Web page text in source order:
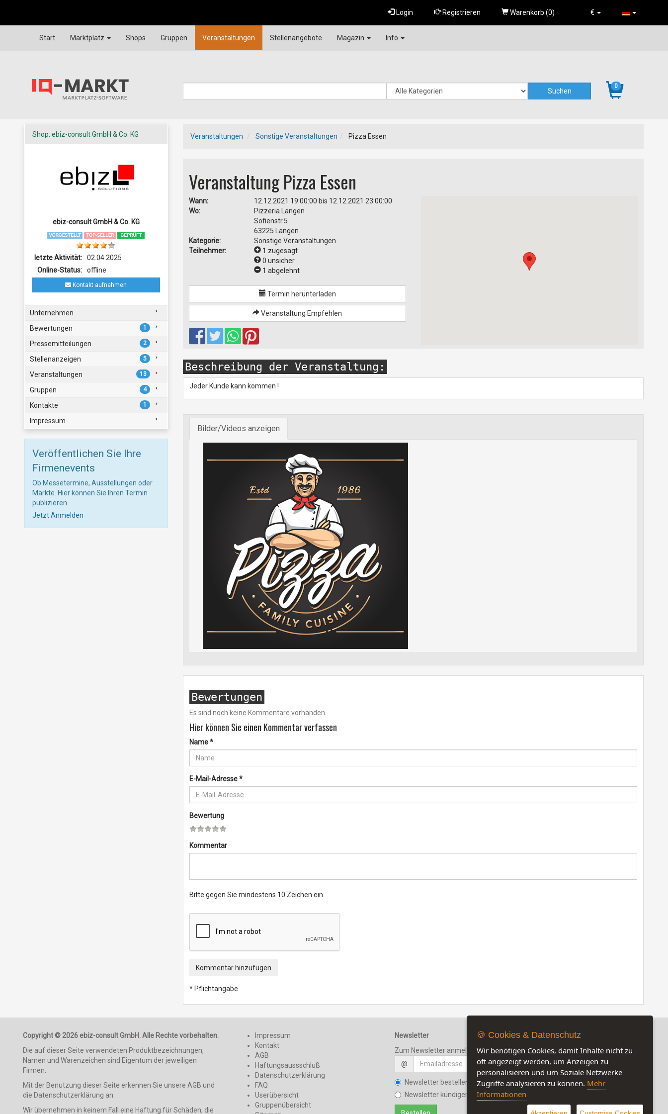
€
Login Registrieren Warenkorb (0)
Start Marktplatz Shops Gruppen Veranstaltungen Stellenangebote Magazin Info
0
Veranstaltungen Sonstige Veranstaltungen Pizza Essen
Veranstaltung Pizza Essen
Wann:
12.12.2021 19:00:00 bis 12.12.2021 23:00:00
Wo:
Pizzeria Langen
Sofienstr.5
63225 Langen
Kategorie:
Sonstige Veranstaltungen
Teilnehmer:
1 zugesagt
0 unsicher
1 abgelehnt
Termin herunterladen
Veranstaltung Empfehlen
Beschreibung der Veranstaltung:
Jeder Kunde kann kommen !
Bilder/Videos anzeigen
Bewertungen
Es sind noch keine Kommentare vorhanden.
Hier können Sie einen Kommentar verfassen
Name*
E-Mail-Adresse*
Bewertung
Kommentar
Bitte gegen Sie mindestens 10 Zeichen ein.
Kommentar hinzufügen
* Pflichtangabe
Shop: ebiz-consult GmbH & Co. KG
ebiz-consult GmbH & Co. KG
letzte Aktivität:
02.04.2025
Online-Status:
offline
Kontakt aufnehmen
Unternehmen
Bewertungen
1
Pressemitteilungen 2
Stellenanzeigen 5
Veranstaltungen 13
Gruppen 4
Kontakte 1
Impressum
Veröffentlichen Sie Ihre
Firmenevents
Ob Messetermine, Ausstellungen oder
Märkte. Hier können Sie Ihren Termin
publizieren
Jetzt Anmelden
Copyright © 2026 ebiz-consult GmbH. Alle Rechte vorbehalten.
Die auf dieser Seite verwendeten Produktbezeichnungen,
Namen und Warenzeichen sind Eigentum der jeweiligen
Firmen.
Mit der Benutzung dieser Seite erkennen Sie unsere AGB und
die Datenschutzerklärung an.
Wir übernehmen in keinem Fall eine Haftung für Schäden, die
Impressum
Kontakt
AGB
Haftungsaussschluß
Datenschutzerklärung
FAQ
Userübersicht
Gruppenübersicht
Newsletter
Zum Newsletter anmelden
@
Newsletter bestellen
Newsletter kündigen
Jetzt auf unserer Seite:17
Besuchen Sie auch unsere Sozialmedia-
🍪 Cookies & Datenschutz
Wir benötigen Cookies, damit Inhalte nicht zu
oft angezeigt werden, um Anzeigen zu
personalisieren und um Soziale Netzwerke
Zugriffe analysieren zu können. Mehr
Informationen